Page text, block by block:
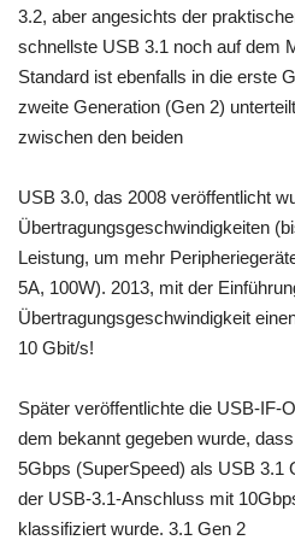
3.2, aber angesichts der
schnellste USB 3.1 noch auf dem
Standard ist ebenfalls in die erste
zweite Generation (Gen 2)
zwischen den beiden
USB 3.0, das 2008 veröffentlicht
Übertragungsgeschwindigkeiten
Leistung, um mehr
5A, 100W). 2013, mit der
Übertragungsgeschwindigkeit
10 Gbit/s!
Später veröffentlichte die USB-IF-
dem bekannt gegeben wurde,
5Gbps (SuperSpeed) als USB 3.1
der USB-3.1-Anschluss mit
klassifiziert wurde. 3.1 Gen 2